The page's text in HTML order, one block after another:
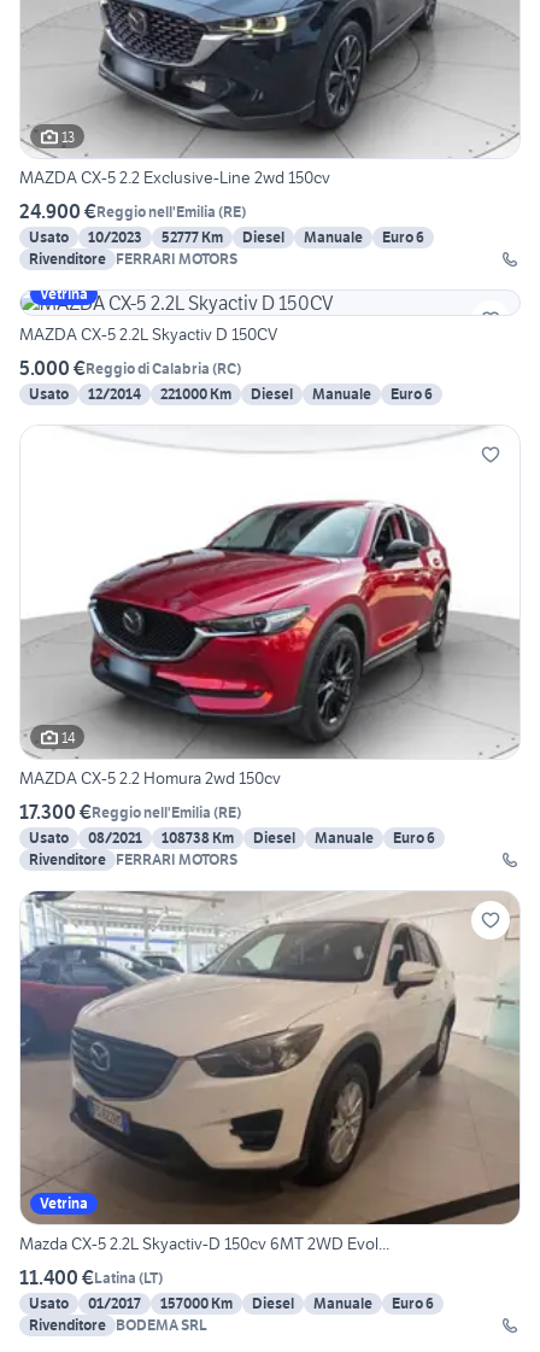
13
MAZDA CX-5 2.2 Exclusive-Line 2wd 150cv
24.900 €Reggio nell'Emilia (RE)
Usato
10/2023 52777 Km Diesel Manuale
Euro 6
Rivenditore FERRARI MOTORS
Vetrina
MAZDA CX-5 2.2L Skyactiv D 150CV
5.000 €Reggio di Calabria (RC)
Usato
12/2014 221000 Km Diesel Manuale Euro 6
14
MAZDA CX-5 2.2 Homura 2wd 150cv
17.300 €Reggio nell'Emilia (RE)
Usato
08/2021 108738 Km Diesel Manuale
Euro 6
Rivenditore FERRARI MOTORS
Vetrina
Mazda CX-5 2.2L Skyactiv-D 150cv 6MT 2WD Evol...
11.400 €Latina (LT)
Usato
01/2017 157000 Km Diesel Manuale
Euro 6
Rivenditore BODEMA SRL